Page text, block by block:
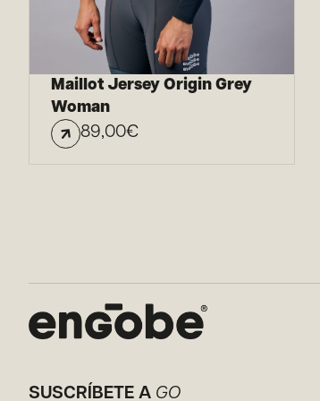
Maillot Jersey Origin Grey
Woman
89,00€
SUSCRÍBETE A GO